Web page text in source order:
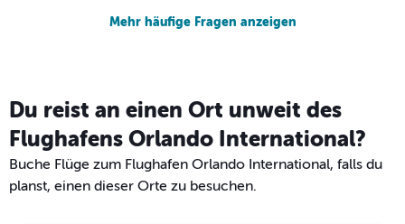
Mehr häufige Fragen anzeigen
Du reist an einen Ort unweit des
Flughafens Orlando International?
Buche Flüge zum Flughafen Orlando International, falls du
planst, einen dieser Orte zu besuchen.